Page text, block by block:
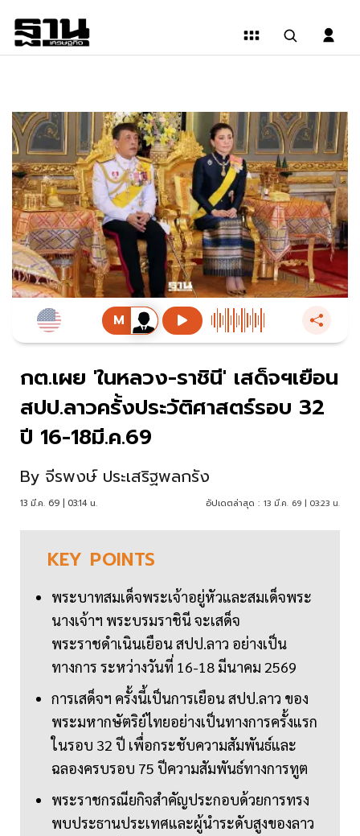
กต.เผย 'ในหลวง-ราชินี' เสด็จฯเยือน
สปป.ลาวครั้งประวัติศาสตร์รอบ 32
ปี 16-18มี.ค.69
By จีรพงษ์ ประเสริฐพลกรัง
13 มี.ค. 69 | 03:14 น. อัปเดตล่าสุด : 13 มี.ค. 69 | 03:23 น.
KEY POINTS
พระบาทสมเด็จพระเจ้าอยู่หัวและสมเด็จพระ
นางเจ้าฯ พระบรมราชินี จะเสด็จ
พระราชดำเนินเยือน สปป.ลาว อย่างเป็น
ทางการ ระหว่างวันที่ 16-18 มีนาคม 2569
การเสด็จฯ ครั้งนี้เป็นการเยือน สปป.ลาว ของ
พระมหากษัตริย์ไทยอย่างเป็นทางการครั้งแรก
ในรอบ 32 ปี เพื่อกระชับความสัมพันธ์และ
ฉลองครบรอบ 75 ปีความสัมพันธ์ทางการทูต
พระราชกรณียกิจสำคัญประกอบด้วยการทรง
พบประธานประเทศและผู้นำระดับสูงของลาว